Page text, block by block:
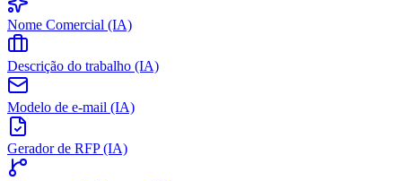
Nome Comercial (IA)
Descrição do trabalho (IA)
Modelo de e-mail (IA)
Gerador de RFP (IA)